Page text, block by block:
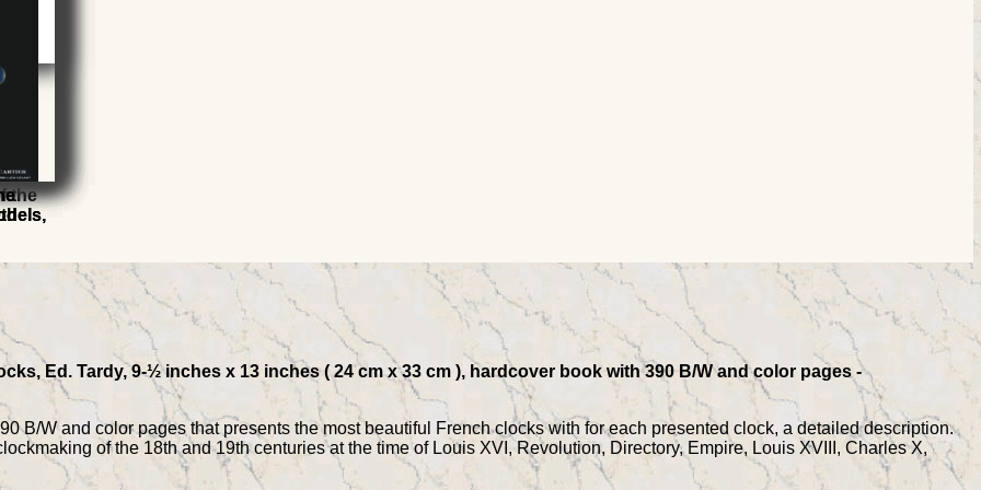
Ed. Tardy, 9-½ inches x 13 inches ( 24 cm x 33 cm ), hardcover book with 390 B/W and color pages -
B/W and color pages that presents the most beautiful French clocks with for each presented clock, a detailed description.
of the 18th and 19th centuries at the time of Louis XVI, Revolution, Directory, Empire, Louis XVIII, Charles X,
the